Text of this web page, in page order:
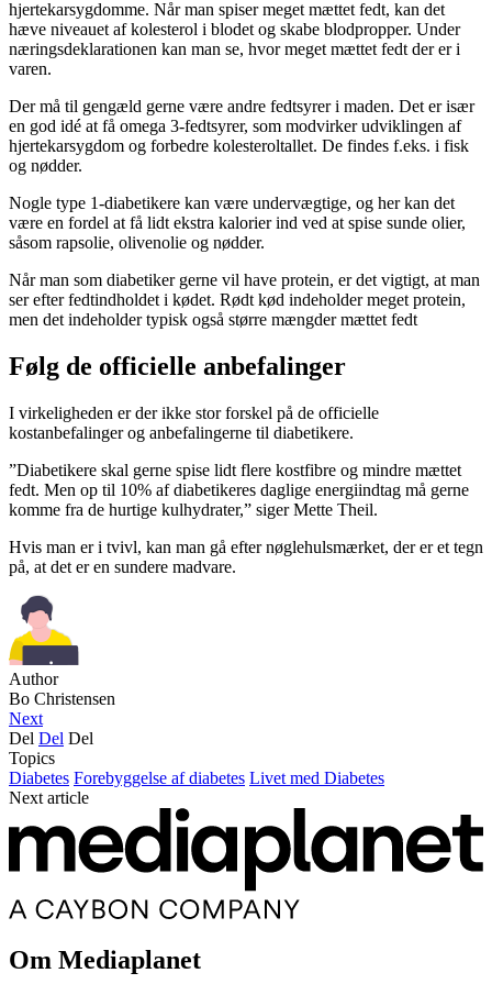
hjertekarsygdomme. Når man spiser meget mættet fedt, kan det
hæve niveauet af kolesterol i blodet og skabe blodpropper. Under
næringsdeklarationen kan man se, hvor meget mættet fedt der er i
varen.
Der må til gengæld gerne være andre fedtsyrer i maden. Det er især
en god idé at få omega 3-fedtsyrer, som modvirker udviklingen af
hjertekarsygdom og forbedre kolesteroltallet. De findes f.eks. i fisk
og nødder.
Nogle type 1-diabetikere kan være undervægtige, og her kan det
være en fordel at få lidt ekstra kalorier ind ved at spise sunde olier,
såsom rapsolie, olivenolie og nødder.
Når man som diabetiker gerne vil have protein, er det vigtigt, at man
ser efter fedtindholdet i kødet. Rødt kød indeholder meget protein,
men det indeholder typisk også større mængder mættet fedt
Følg de officielle anbefalinger
I virkeligheden er der ikke stor forskel på de officielle
kostanbefalinger og anbefalingerne til diabetikere.
”Diabetikere skal gerne spise lidt flere kostfibre og mindre mættet
fedt. Men op til 10% af diabetikeres daglige energiindtag må gerne
komme fra de hurtige kulhydrater,” siger Mette Theil.
Hvis man er i tvivl, kan man gå efter nøglehulsmærket, der er et tegn
på, at det er en sundere madvare.
Author
Bo Christensen
Next
Del Del Del
Topics
Diabetes Forebyggelse af diabetes Livet med Diabetes
Next article
Om Mediaplanet